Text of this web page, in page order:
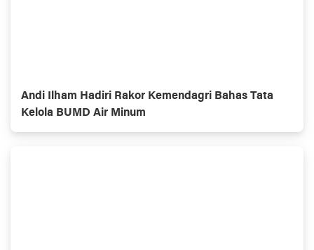
Andi Ilham Hadiri Rakor Kemendagri Bahas Tata
Kelola BUMD Air Minum